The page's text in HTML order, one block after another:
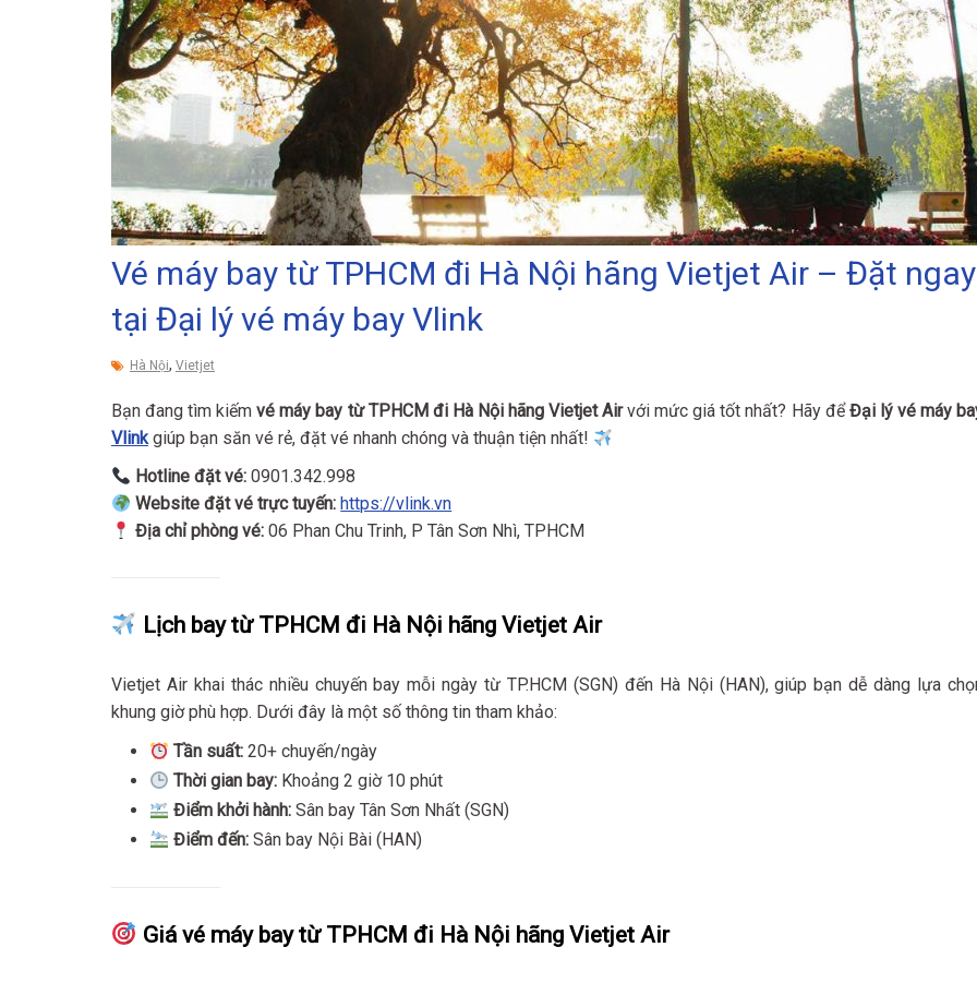
Vé máy bay từ TPHCM đi Hà Nội hãng Vietjet Air – Đặt ngay
tại Đại lý vé máy bay Vlink
Hà Nội, Vietjet
Bạn đang tìm kiếmvé máy bay từ TPHCM đi Hà Nội hãng Vietjet Airvới mức giá tốt nhất? Hãy đểĐại lý vé máy
Vlinkgiúp bạn săn vé rẻ, đặt vé nhanh chóng và thuận tiện nhất!
Hotline đặt vé: 0901.342.998
Website đặt vé trực tuyến: https://vlink.vn
Địa chỉ phòng vé: 06 Phan Chu Trinh, P Tân Sơn Nhì, TPHCM
Lịch bay từ TPHCM đi Hà Nội hãng Vietjet Air
Vietjet Air khai thác nhiều chuyến bay mỗi ngày từ TP.HCM (SGN) đến Hà Nội (HAN), giúp bạn dễ dàng lựa
khung giờ phù hợp. Dưới đây là một số thông tin tham khảo:
Tần suất: 20+ chuyến/ngày
Thời gian bay: Khoảng 2 giờ 10 phút
Điểm khởi hành: Sân bay Tân Sơn Nhất (SGN)
Điểm đến: Sân bay Nội Bài (HAN)
Giá vé máy bay từ TPHCM đi Hà Nội hãng Vietjet Air